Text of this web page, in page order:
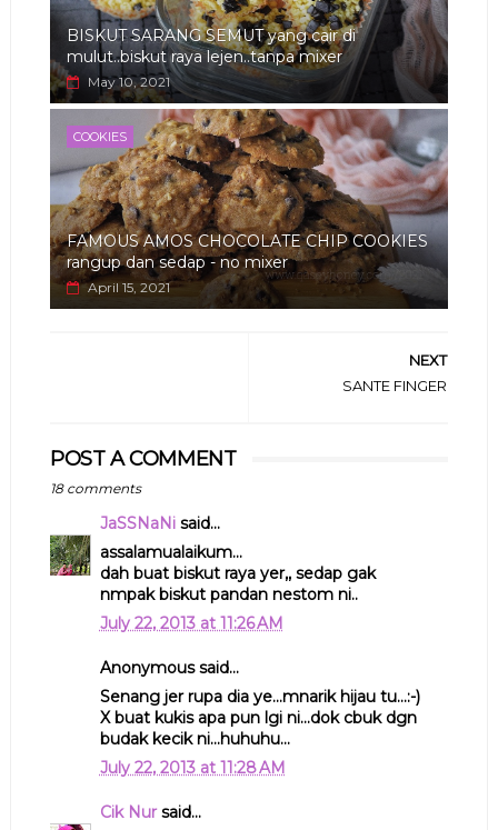
BISKUT SARANG SEMUT yang cair di
mulut..biskut raya lejen..tanpa mixer
May 10, 2021
COOKIES
FAMOUS AMOS CHOCOLATE CHIP COOKIES
rangup dan sedap - no mixer
April 15, 2021
NEXT
SANTE FINGER
POST A COMMENT
18 comments
JaSSNaNisaid...
assalamualaikum...
dah buat biskut raya yer,, sedap gak
nmpak biskut pandan nestom ni..
July 22, 2013 at 11:26 AM
Anonymous said...
Senang jer rupa dia ye...mnarik hijau tu...:-)
X buat kukis apa pun lgi ni...dok cbuk dgn
budak kecik ni...huhuhu...
July 22, 2013 at 11:28 AM
Cik Nursaid...